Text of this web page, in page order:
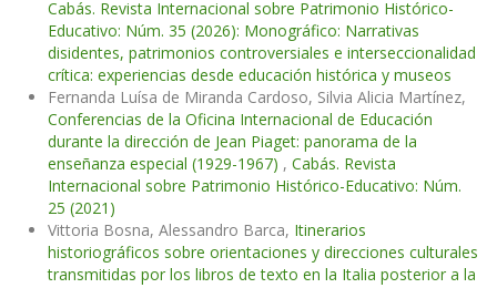
Cabás. Revista Internacional sobre Patrimonio Histórico-
Educativo: Núm. 35 (2026): Monográfico: Narrativas
disidentes, patrimonios controversiales e interseccionalidad
crítica: experiencias desde educación histórica y museos
Fernanda Luísa de Miranda Cardoso, Silvia Alicia Martínez,
Conferencias de la Oficina Internacional de Educación
durante la dirección de Jean Piaget: panorama de la
enseñanza especial (1929-1967) , Cabás. Revista
Internacional sobre Patrimonio Histórico-Educativo: Núm.
25 (2021)
Vittoria Bosna, Alessandro Barca, Itinerarios
historiográficos sobre orientaciones y direcciones culturales
transmitidas por los libros de texto en la Italia posterior a la